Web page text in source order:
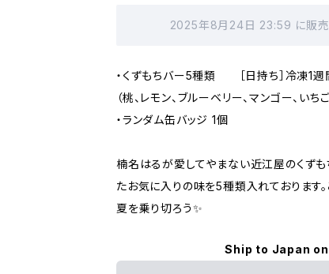
2025年8月24日 23:59 に販売
・くずもちバー5種類 ［日持ち］冷凍1週
（桃、レモン、ブルーベリー、マンゴー、いちご
・ランダム缶バッジ 1個
楠名はるが愛してやまない近江屋のくず
たお気に入りの味を5種類入れております
夏を乗り切ろう✨
Ship to Japan